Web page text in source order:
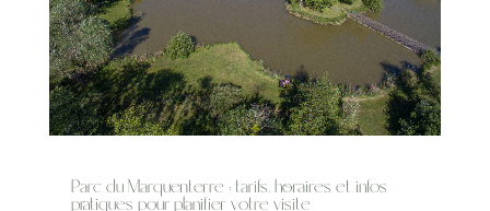
Parc du Marquenterre : tarifs, horaires et infos
pratiques pour planifier votre visite